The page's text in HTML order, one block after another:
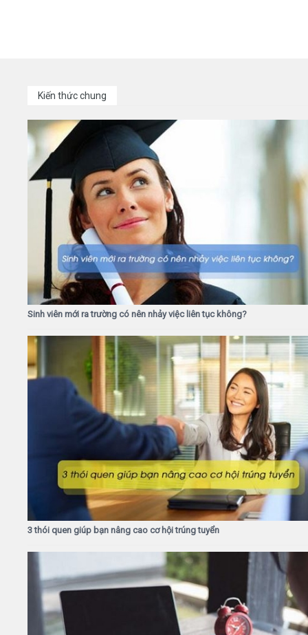
Kiến thức chung
Sinh viên mới ra trường có nên nhảy việc liên tục không?
3 thói quen giúp bạn nâng cao cơ hội trúng tuyển